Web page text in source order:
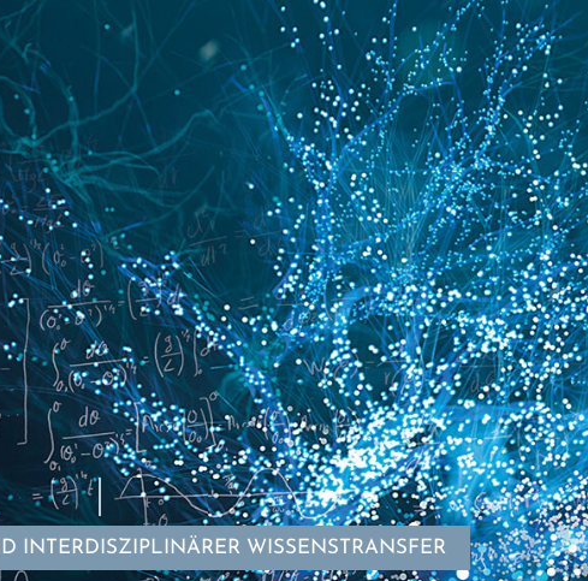
INTER­DIS­ZI­PLI­NÄ­RER WISSENSTRANSFER